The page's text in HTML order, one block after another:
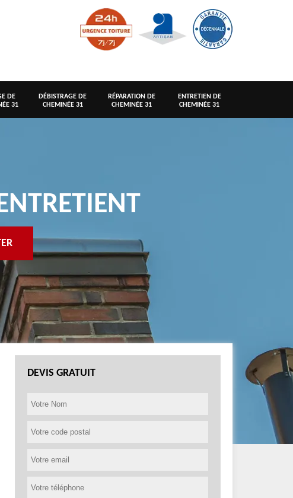
DE
31
DÉBISTRAGE DE
CHEMINÉE 31
RÉPARATION DE
CHEMINÉE 31
ENTRETIEN DE
CHEMINÉE 31
DEVIS GRATUIT